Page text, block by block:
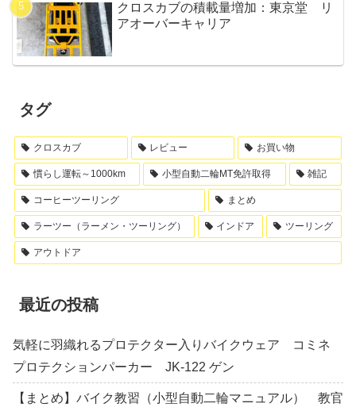
クロスカブの積載量増加：東京堂 リ
アオーバーキャリア
タグ
クロスカブ レビュー お買い物
慣らし運転～1000km 小型自動二輪MT免許取得 雑記
コーヒーツーリング まとめ
ラーツー（ラーメン・ツーリング） インドア ツーリング
アウトドア
最近の投稿
気軽に羽織れるプロテクター入りバイクウェア コミネ
プロテクションパーカー JK-122 ゲン
【まとめ】バイク教習（小型自動二輪マニュアル） 教官